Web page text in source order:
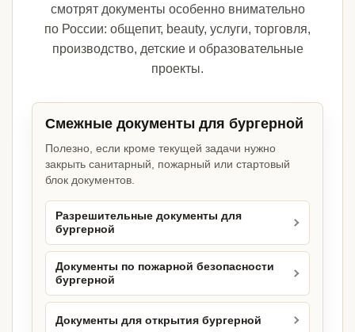
смотрят документы особенно внимательно
по России: общепит, beauty, услуги, торговля,
производство, детские и образовательные
проекты.
Смежные документы для бургерной
Полезно, если кроме текущей задачи нужно
закрыть санитарный, пожарный или стартовый
блок документов.
Разрешительные документы для
бургерной
Документы по пожарной безопасности
бургерной
Документы для открытия бургерной